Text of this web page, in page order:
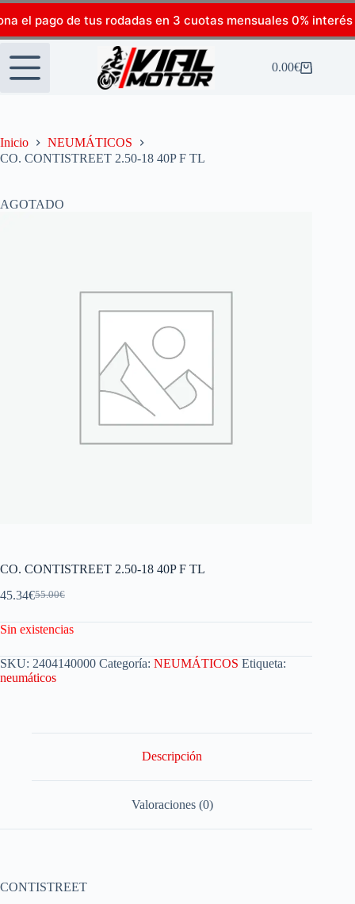
el pago de tus rodadas en 3 cuotas mensuales 0% interés
0.00€
Inicio
NEUMÁTICOS
CO. CONTISTREET 2.50-18 40P F TL
AGOTADO
CO. CONTISTREET 2.50-18 40P F TL
55.00€
45.34€
Sin existencias
SKU: 2404140000 Categoría: NEUMÁTICOS Etiqueta:
neumáticos
Descripción
Valoraciones (0)
CONTISTREET